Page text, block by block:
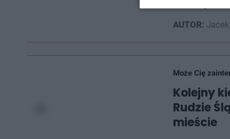
AUTOR:
Może Cię
Kolejny
Rudzie
mieście